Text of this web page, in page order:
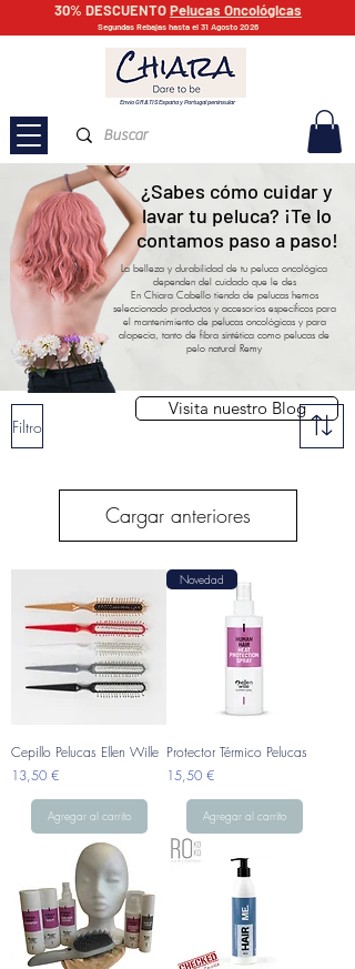
Envío GRATIS España y Portugal peninsular
30% DESCUENTOPelucas Oncológicas
Segundas Rebajas hasta el 31 Agosto 2026
¿Sabes cómo cuidar y
lavar tu peluca? ¡Te lo
contamos paso a paso!
La belleza y durabilidad de tu peluca oncológica
dependen del cuidado que le des
En Chiara Cabello tienda de pelucas hemos
seleccionado productos y accesorios específicos para
el mantenimiento de pelucas oncológicas y para
alopecia, tanto de fibra sintética como pelucas de
pelo natural Remy
Visita nuestro Blog
Filtro
Cargar anteriores
Cepillo Pelucas Ellen Wille
Precio
13,50 €
Agregar al carrito
Novedad
Protector Térmico Pelucas
Precio
15,50 €
Agregar al carrito